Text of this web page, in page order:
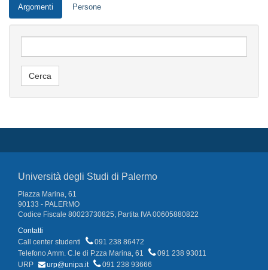
Argomenti Persone
Università degli Studi di Palermo
Piazza Marina, 61
90133 - PALERMO
Codice Fiscale 80023730825, Partita IVA 00605880822
Contatti
Call center studenti
091 238 86472
Telefono Amm. C.le di P.zza Marina, 61
091 238 93011
URP
urp@unipa.it
091 238 93666